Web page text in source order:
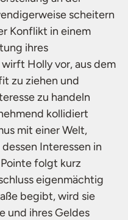
scheitern
Konflikt in einem
ihres
Holly vor, aus dem
zu ziehen und
zu handeln
kollidiert
mit einer Welt,
Interessen in
folgt kurz
eigenmächtig
begibt, wird sie
und ihres Geldes